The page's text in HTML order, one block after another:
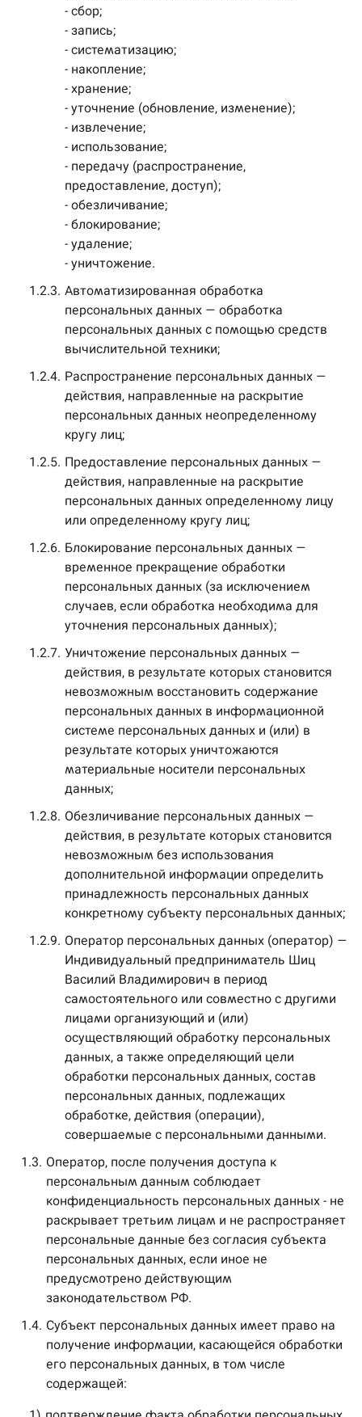
- сбор;
- запись;
- систематизацию;
- накопление;
- хранение;
- уточнение (обновление, изменение);
- извлечение;
- использование;
- передачу (распространение,
предоставление, доступ);
- обезличивание;
- блокирование;
- удаление;
- уничтожение.
1.2.3. Автоматизированная обработка
персональных данных — обработка
персональных данных с помощью средств
вычислительной техники;
1.2.4. Распространение персональных данных —
действия, направленные на раскрытие
персональных данных неопределенному
кругу лиц;
1.2.5. Предоставление персональных данных —
действия, направленные на раскрытие
персональных данных определенному лицу
или определенному кругу лиц;
1.2.6. Блокирование персональных данных —
временное прекращение обработки
персональных данных (за исключением
случаев, если обработка необходима для
уточнения персональных данных);
1.2.7. Уничтожение персональных данных —
действия, в результате которых становится
невозможным восстановить содержание
персональных данных в информационной
системе персональных данных и (или) в
результате которых уничтожаются
материальные носители персональных
данных;
1.2.8. Обезличивание персональных данных —
действия, в результате которых становится
невозможным без использования
дополнительной информации определить
принадлежность персональных данных
конкретному субъекту персональных данных;
1.2.9. Оператор персональных данных (оператор) —
Индивидуальный предприниматель Шиц
Василий Владимирович в период
самостоятельного или совместно с другими
лицами организующий и (или)
осуществляющий обработку персональных
данных, а также определяющий цели
обработки персональных данных, состав
персональных данных, подлежащих
обработке, действия (операции),
совершаемые с персональными данными.
1.3. Оператор, после получения доступа к
персональным данным соблюдает
конфиденциальность персональных данных - не
раскрывает третьим лицам и не распространяет
персональные данные без согласия субъекта
персональных данных, если иное не
предусмотрено действующим
законодательством РФ.
1.4. Субъект персональных данных имеет право на
получение информации, касающейся обработки
его персональных данных, в том числе
содержащей: